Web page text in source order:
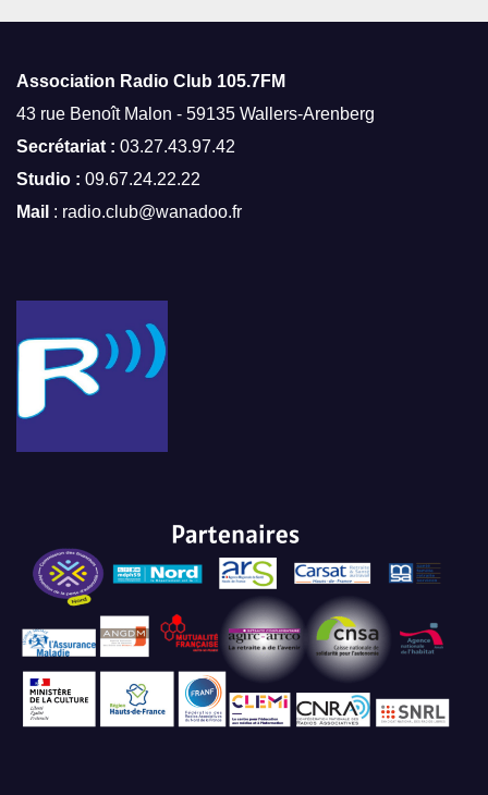
Association Radio Club 105.7FM
43 rue Benoît Malon - 59135 Wallers-Arenberg
Secrétariat : 03.27.43.97.42
Studio : 09.67.24.22.22
Mail : radio.club@wanadoo.fr